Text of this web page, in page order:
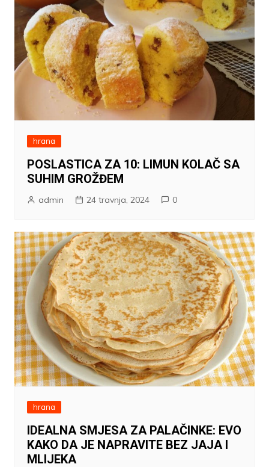
hrana
POSLASTICA ZA 10: LIMUN KOLAČ SA
SUHIM GROŽĐEM
admin 24 travnja, 2024 0
hrana
IDEALNA SMJESA ZA PALAČINKE: EVO
KAKO DA JE NAPRAVITE BEZ JAJA I
MLIJEKA